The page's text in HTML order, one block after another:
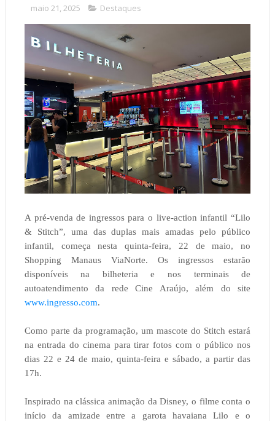
maio 21, 2025 Destaques
A pré-venda de ingressos para o live-action infantil “Lilo
& Stitch”, uma das duplas mais amadas pelo público
infantil, começa nesta quinta-feira, 22 de maio, no
Shopping Manaus ViaNorte. Os ingressos estarão
disponíveis na bilheteria e nos terminais de
autoatendimento da rede Cine Araújo, além do site
www.ingresso.com.
Como parte da programação, um mascote do Stitch estará
na entrada do cinema para tirar fotos com o público nos
dias 22 e 24 de maio, quinta-feira e sábado, a partir das
17h.
Inspirado na clássica animação da Disney, o filme conta o
início da amizade entre a garota havaiana Lilo e o